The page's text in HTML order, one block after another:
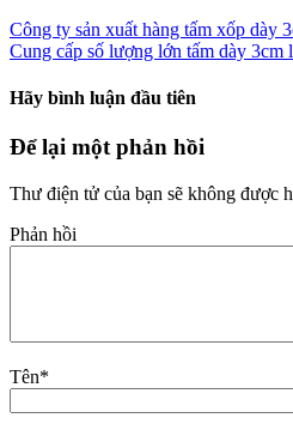
Công ty sản xuất hàng tấm xốp dày
Cung cấp số lượng lớn tấm dày 3cm
Hãy bình luận đầu tiên
Để lại một phản hồi
Thư điện tử của bạn sẽ không được
Phản hồi
Tên*